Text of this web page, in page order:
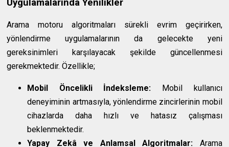
Uygulamalarında Yenilikler
Arama motoru algoritmaları sürekli evrim geçirirken,
yönlendirme uygulamalarının da gelecekte yeni
gereksinimleri karşılayacak şekilde güncellenmesi
gerekmektedir. Özellikle;
Mobil Öncelikli İndeksleme: Mobil kullanıcı
deneyiminin artmasıyla, yönlendirme zincirlerinin mobil
cihazlarda daha hızlı ve hatasız çalışması
beklenmektedir.
Yapay Zekâ ve Anlamsal Algoritmalar: Arama